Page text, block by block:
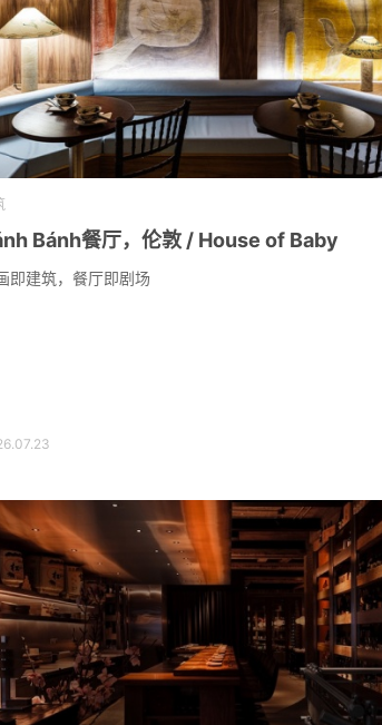
Bánh餐厅，伦敦 / House of Baby
即建筑，餐厅即剧场